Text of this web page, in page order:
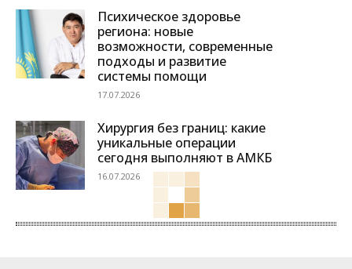
Психическое здоровье
региона: новые
возможности, современные
подходы и развитие
системы помощи
17.07.2026
Хирургия без границ: какие
уникальные операции
сегодня выполняют в АМКБ
16.07.2026